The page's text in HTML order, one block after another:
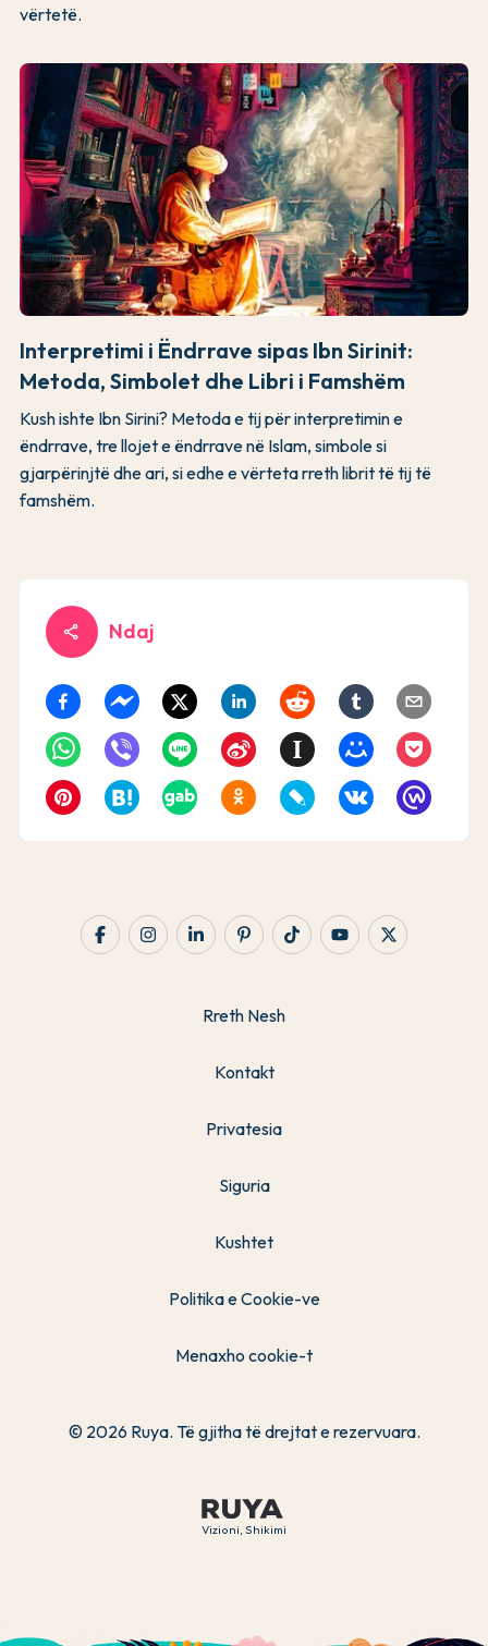
vërtetë.
Interpretimi i Ëndrrave sipas Ibn Sirinit:
Metoda, Simbolet dhe Libri i Famshëm
Kush ishte Ibn Sirini? Metoda e tij për interpretimin e
ëndrrave, tre llojet e ëndrrave në Islam, simbole si
gjarpërinjtë dhe ari, si edhe e vërteta rreth librit të tij të
famshëm.
share Ndaj
Vizioni, Shikimi
Rreth Nesh
Kontakt
Privatesia
Siguria
Kushtet
Politika e Cookie-ve
Menaxho cookie-t
© 2026 Ruya. Të gjitha të drejtat e rezervuara.